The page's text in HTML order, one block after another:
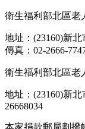
衛生福利部北區老
地址：(23160)新
傳真：02-2666-
衛生福利部北區老
地址：(23160)新
26668034
本家捐款郵局劃撥